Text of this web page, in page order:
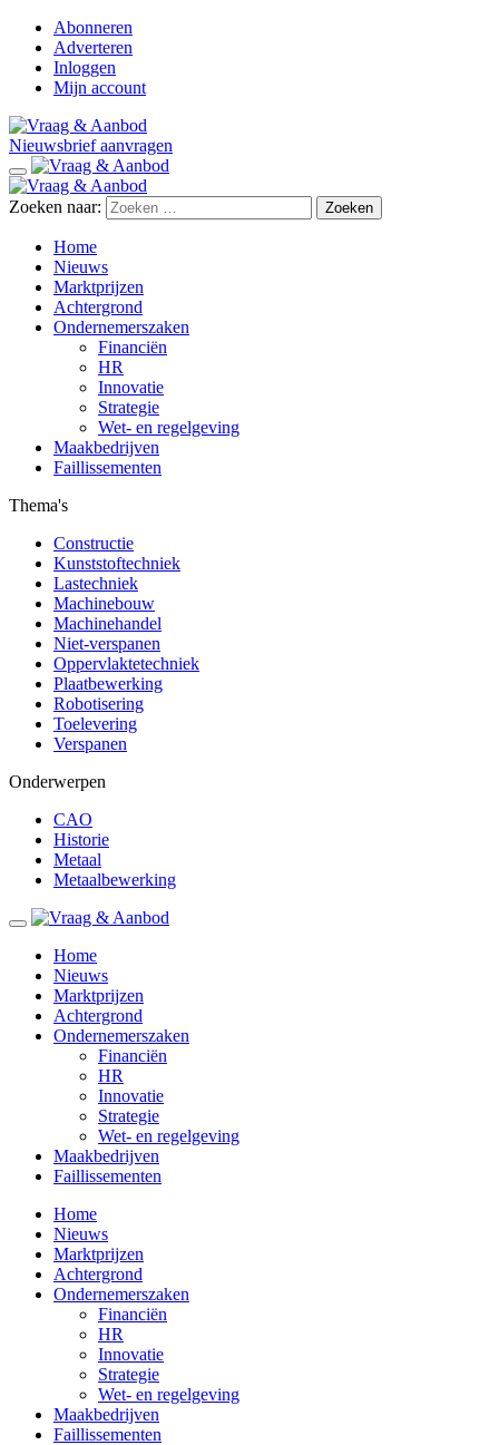
Abonneren
Adverteren
Inloggen
Mijn account
Nieuwsbrief aanvragen
Zoeken naar:
Home
Nieuws
Marktprijzen
Achtergrond
Ondernemerszaken
Financiën
HR
Innovatie
Strategie
Wet- en regelgeving
Maakbedrijven
Faillissementen
Thema's
Constructie
Kunststoftechniek
Lastechniek
Machinebouw
Machinehandel
Niet-verspanen
Oppervlaktetechniek
Plaatbewerking
Robotisering
Toelevering
Verspanen
Onderwerpen
CAO
Historie
Metaal
Metaalbewerking
Home
Nieuws
Marktprijzen
Achtergrond
Ondernemerszaken
Financiën
HR
Innovatie
Strategie
Wet- en regelgeving
Maakbedrijven
Faillissementen
Home
Nieuws
Marktprijzen
Achtergrond
Ondernemerszaken
Financiën
HR
Innovatie
Strategie
Wet- en regelgeving
Maakbedrijven
Faillissementen